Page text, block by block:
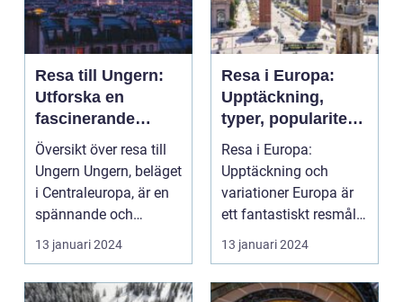
Resa till Ungern:
Utforska en
fascinerande
destination full av
historia och
skönhet
Översikt över resa till
Ungern Ungern, beläget
i Centraleuropa, är en
spännande och
lockande destin...
13 januari 2024
Resa i Europa:
Upptäckning,
typer, popularitet
och för- och
nackdelar
Resa i Europa:
Upptäckning och
variationer Europa är
ett fantastiskt resmål
med en mängd olika
uppl...
13 januari 2024